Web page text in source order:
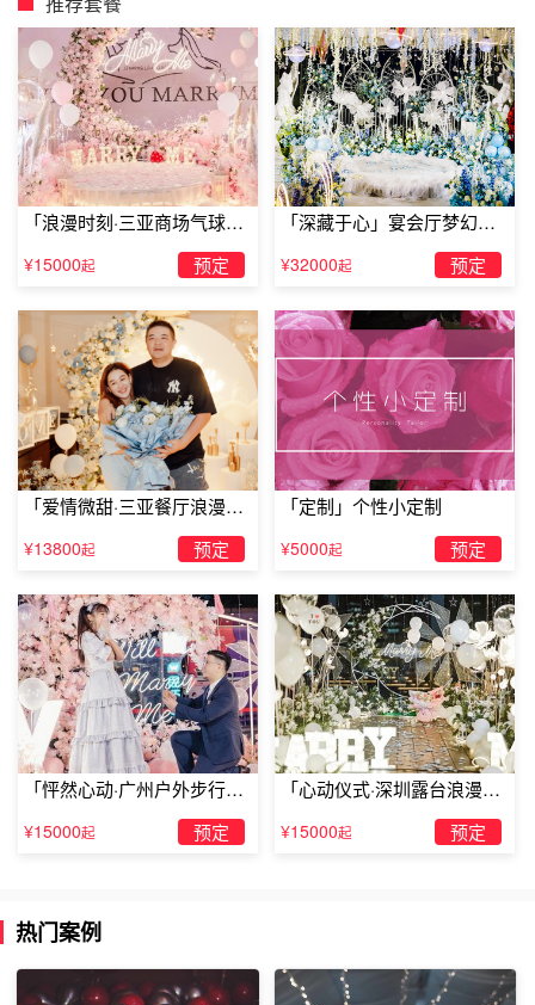
驻马店浪漫酒店排行西平华港大酒店
西平华港大酒店是集豪华客房、特色餐饮、温泉洗浴、商务
办公、休闲娱乐、旅游接待于一体。酒店拥有装修豪华的会
议室融汇高新科技，是各种高档商务会议的优选，并配备
1300米地下温泉，富含多种对人体有益健康的微量元素，
让您足不出户就能享受大自然的气息。
以上就是TellLove驻马店浪漫分享的关于驻马店浪漫酒店排
就关注TellLove浪漫策划官网吧。
「浪漫时刻·三亚商场气球雨
惊喜求婚」
¥15000起 预定
「深藏于心」宴会厅梦幻主
题求婚仪式
¥32000起 预定
「爱情微甜·三亚餐厅浪漫求
¥13800起 预定
「定制」个性小定制
¥5000起 预定
「怦然心动·广州户外步行街
求婚」
¥15000起 预定
「心动仪式·深圳露台浪漫求
婚」
¥15000起 预定
热门案例